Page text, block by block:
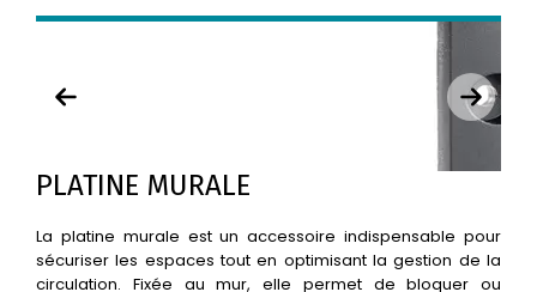
PLATINE MURALE
La platine murale est un accessoire indispensable pour
sécuriser les espaces tout en optimisant la gestion de la
circulation. Fixée au mur, elle permet de bloquer ou